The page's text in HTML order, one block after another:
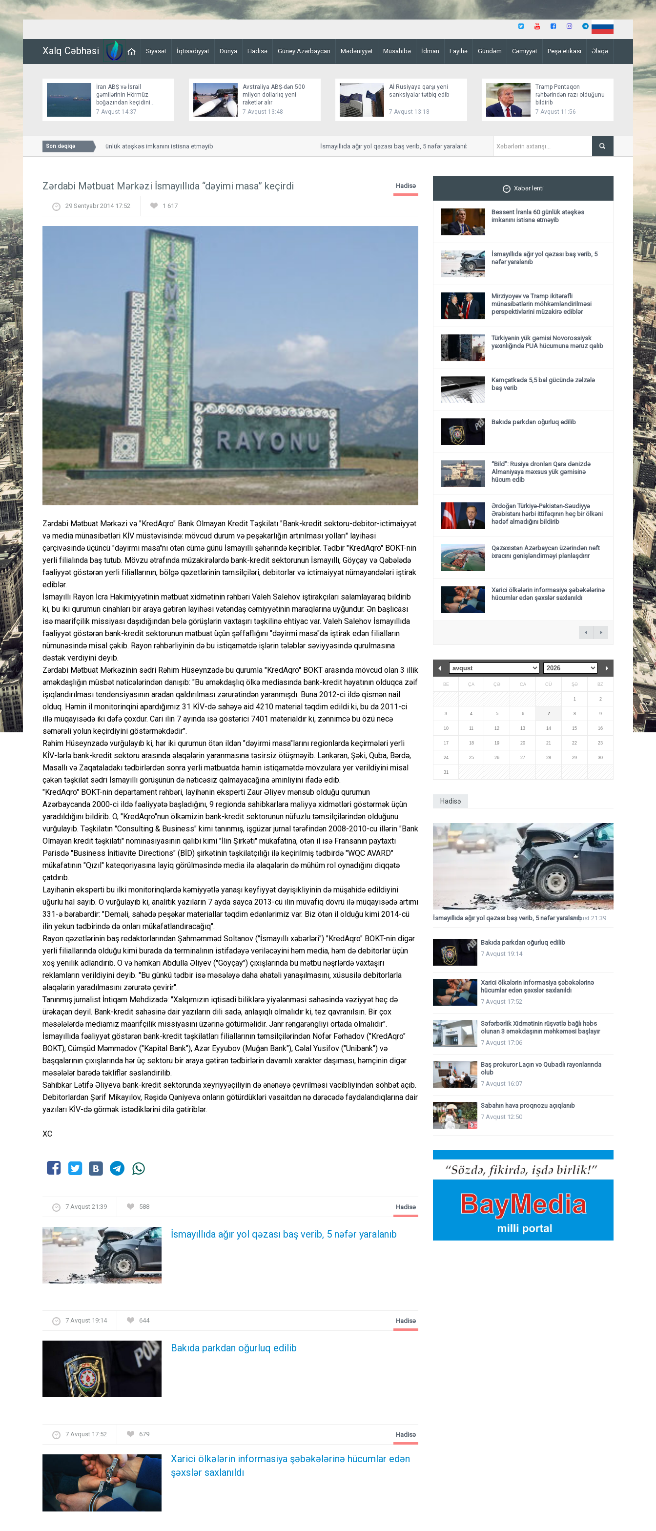
Xalq Cəbhəsi Siyasət İqtisadiyyat Dünya Hadisə Güney Azərbaycan Mədəniyyət Müsahibə İdman Layihə Gündəm Cəmiyyət Peşə etikası Əlaqə
İran ABŞ və İsrail
gəmilərinin Hörmüz
boğazından keçidini
bağlayır
7 Avqust 14:37
Avstraliya ABŞ-dən 500
milyon dollarlıq yeni
raketlər alır
7 Avqust 13:48
Aİ Rusiyaya qarşı yeni
sanksiyalar tətbiq edib
7 Avqust 13:18
Tramp Pentaqon
rəhbərindən razı olduğunu
bildirib
7 Avqust 11:56
Son dəqiqə
Bessent İranla 60 günlük atəşkəs imkanını istisna etməyib İsmayıllıda ağır yol qəzası baş verib, 5 nəfər yaralanıb
Mirziyoyev və Tramp
ediblər
Zərdabi Mətbuat Mərkəzi İsmayıllıda “dəyimi masa” keçirdi Hadisə
29 Sentyabr 2014 17:52 1 617
Zərdabi Mətbuat Mərkəzi və "KredAqro" Bank Olmayan Kredit Təşkilatı "Bank-kredit sektoru-debitor-ictimaiyyət
və media münasibətləri KİV müstəvisində: mövcud durum və peşəkarlığın artırılması yolları" layihəsi
çərçivəsində üçüncü "dəyirmi masa"nı ötən cümə günü İsmayıllı şəhərində keçiriblər. Tədbir "KredAqro" BOKT-nin
yerli filialında baş tutub. Mövzu ətrafında müzakirələrdə bank-kredit sektorunun İsmayıllı, Göyçay və Qəbələdə
fəaliyyət göstərən yerli filiallarının, bölgə qəzetlərinin təmsilçiləri, debitorlar və ictimaiyyət nümayəndələri iştirak
ediblər.
İsmayıllı Rayon İcra Hakimiyyətinin mətbuat xidmətinin rəhbəri Valeh Salehov iştirakçıları salamlayaraq bildirib
ki, bu iki qurumun cinahları bir araya gətirən layihəsi vətəndaş cəmiyyətinin maraqlarına uyğundur. Ən başlıcası
isə maarifçilik missiyası daşıdığından belə görüşlərin vaxtaşırı təşkilinə ehtiyac var. Valeh Salehov İsmayıllıda
fəaliyyət göstərən bank-kredit sektorunun mətbuat üçün şəffaflığını "dəyirmi masa"da iştirak edən filialların
nümunəsində misal çəkib. Rayon rəhbərliyinin də bu istiqamətdə işlərin tələblər səviyyəsində qurulmasına
dəstək verdiyini deyib.
Zərdabi Mətbuat Mərkəzinin sədri Rəhim Hüseynzadə bu qurumla "KredAqro" BOKT arasında mövcud olan 3 illik
əməkdaşlığın müsbət nəticələrindən danışıb: "Bu əməkdaşlıq ölkə mediasında bank-kredit həyatının olduqca zəif
işıqlandırılması tendensiyasının aradan qaldırılması zərurətindən yaranmışdı. Buna 2012-ci ildə qismən nail
olduq. Həmin il monitorinqini apardığımız 31 KİV-də sahəyə aid 4210 material təqdim edildi ki, bu da 2011-ci
illə müqayisədə iki dəfə çoxdur. Cari ilin 7 ayında isə göstərici 7401 materialdır ki, zənnimcə bu özü necə
səmərəli yolun keçirdiyini göstərməkdədir".
Rəhim Hüseynzadə vurğulayıb ki, hər iki qurumun ötən ildən "dəyirmi masa"larını regionlarda keçirmələri yerli
KİV-lərlə bank-kredit sektoru arasında əlaqələrin yaranmasına təsirsiz ötüşməyib. Lənkəran, Şəki, Quba, Bərdə,
Masallı və Zaqataladakı tədbirlərdən sonra yerli mətbuatda həmin istiqamətdə mövzulara yer verildiyini misal
çəkən təşkilat sədri İsmayıllı görüşünün də nəticəsiz qalmayacağına əminliyini ifadə edib.
"KredAqro" BOKT-nin departament rəhbəri, layihənin eksperti Zaur Əliyev mənsub olduğu qurumun
Azərbaycanda 2000-ci ildə fəaliyyətə başladığını, 9 regionda sahibkarlara maliyyə xidmətləri göstərmək üçün
yaradıldığını bildirib. O, "KredAqro"nun ölkəmizin bank-kredit sektorunun nüfuzlu təmsilçilərindən olduğunu
vurğulayıb. Təşkilatın "Consulting & Business" kimi tanınmış, işgüzar jurnal tərəfindən 2008-2010-cu illərin "Bank
Olmayan kredit təşkilatı" nominasiyasının qalibi kimi "İlin Şirkəti" mükafatına, ötən il isə Fransanın paytaxtı
Parisdə "Business İnitiavite Directions" (BİD) şirkətinin təşkilatçılığı ilə keçirilmiş tədbirdə "WQC AVARD"
mükafatının "Qızıl" kateqoriyasına layiq görülməsində media ilə əlaqələrin də mühüm rol oynadığını diqqətə
çatdırıb.
Layihənin eksperti bu ilki monitorinqlərdə kəmiyyətlə yanaşı keyfiyyət dəyişikliyinin də müşahidə edildiyini
uğurlu hal sayıb. O vurğulayıb ki, analitik yazıların 7 ayda sayca 2013-cü ilin müvafiq dövrü ilə müqayisədə artımı
331-ə bərabərdir: "Deməli, sahədə peşəkar materiallar təqdim edənlərimiz var. Biz ötən il olduğu kimi 2014-cü
ilin yekun tədbirində də onları mükafatlandıracağıq".
Rayon qəzetlərinin baş redaktorlarından Şahməmməd Soltanov ("İsmayıllı xəbərləri") "KredAqro" BOKT-nin digər
yerli filiallarında olduğu kimi burada da terminalının istifadəyə veriləcəyini həm media, həm də debitorlar üçün
xoş yenilik adlandırıb. O və həmkarı Abdulla Əliyev ("Göyçay") çıxışlarında bu mətbu nəşrlərdə vaxtaşırı
reklamların verildiyini deyib. "Bu günkü tədbir isə məsələyə daha əhatəli yanaşılmasını, xüsusilə debitorlarla
əlaqələrin yaradılmasını zərurətə çevirir".
Tanınmış jurnalist İntiqam Mehdizadə: "Xalqımızın iqtisadi biliklərə yiyələnməsi sahəsində vəziyyət heç də
ürəkaçan deyil. Bank-kredit sahəsinə dair yazıların dili sadə, anlaşıqlı olmalıdır ki, tez qavranılsın. Bir çox
məsələlərdə mediamız maarifçilik missiyasını üzərinə götürməlidir. Janr rəngarəngliyi ortada olmalıdır".
İsmayıllıda fəaliyyət göstərən bank-kredit təşkilatları filiallarının təmsilçilərindən Nofər Fərhadov ("KredAqro"
BOKT), Cümşüd Məmmədov ("Kapital Bank"), Azər Eyyubov (Muğan Bank"), Cəlal Yusifov ("Unibank") və
başqalarının çıxışlarında hər üç sektoru bir araya gətirən tədbirlərin davamlı xarakter daşıması, həmçinin digər
məsələlər barədə təkliflər səsləndirilib.
Sahibkar Lətifə Əliyeva bank-kredit sektorunda xeyriyyəçiliyin də ənənəyə çevrilməsi vacibliyindən söhbət açıb.
Debitorlardan Şərif Mikayılov, Rəşidə Qəniyeva onların götürdükləri vəsaitdən nə dərəcədə faydalandıqlarına dair
yazıları KİV-də görmək istədiklərini dilə gətiriblər.
XC
7 Avqust 21:39 588
İsmayıllıda ağır yol qəzası baş verib, 5 nəfər yaralanıb
Hadisə
7 Avqust 19:14 644
Bakıda parkdan oğurluq edilib
Hadisə
7 Avqust 17:52 679
Xarici ölkələrin informasiya şəbəkələrinə hücumlar edən
şəxslər saxlanıldı
Hadisə
Xəbər lenti
Bessent İranla 60 günlük atəşkəs
imkanını istisna etməyib
İsmayıllıda ağır yol qəzası baş verib, 5
nəfər yaralanıb
Mirziyoyev və Tramp ikitərəfli
münasibətlərin möhkəmləndirilməsi
perspektivlərini müzakirə ediblər
Türkiyənin yük gəmisi Novorossiysk
yaxınlığında PUA hücumuna məruz qalıb
Kamçatkada 5,5 bal gücündə zəlzələ
baş verib
Bakıda parkdan oğurluq edilib
“Bild”: Rusiya dronları Qara dənizdə
Almaniyaya məxsus yük gəmisinə
hücum edib
Ərdoğan Türkiyə-Pakistan-Səudiyyə
Ərəbistanı hərbi ittifaqının heç bir ölkəni
hədəf almadığını bildirib
Qazaxıstan Azərbaycan üzərindən neft
ixracını genişləndirməyi planlaşdırır
Xarici ölkələrin informasiya şəbəkələrinə
hücumlar edən şəxslər saxlanıldı
BE ÇA ÇƏ CA CÜ ŞƏ BZ
1 2
3 4 5 6 7 8 9
10 11 12 13 14 15 16
17 18 19 20 21 22 23
24 25 26 27 28 29 30
31
Hadisə
İsmayıllıda ağır yol qəzası baş verib, 5 nəfər yaralanıb7 Avqust 21:39
Bakıda parkdan oğurluq edilib
7 Avqust 19:14
Xarici ölkələrin informasiya şəbəkələrinə
hücumlar edən şəxslər saxlanıldı
7 Avqust 17:52
Səfərbərlik Xidmətinin rüşvətlə bağlı həbs
olunan 3 əməkdaşının məhkəməsi başlayır
7 Avqust 17:06
Baş prokuror Laçın və Qubadlı rayonlarında
olub
7 Avqust 16:07
Sabahın hava proqnozu açıqlanıb
7 Avqust 12:50